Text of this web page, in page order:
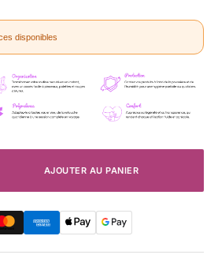
disponibles
AJOUTER AU PANIER